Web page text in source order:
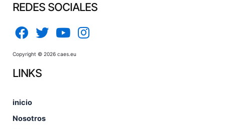
REDES SOCIALES
Copyright © 2026 caes.eu
LINKS
inicio
Nosotros